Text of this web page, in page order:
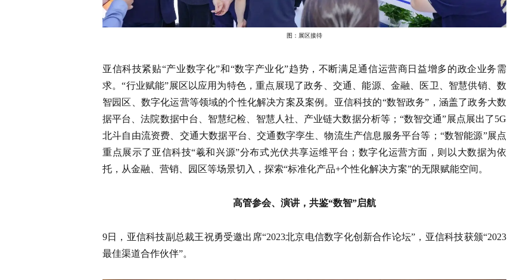
图：展区接待
亚信科技紧贴“产业数字化”和“数字产业化”趋势，不断满足通信运营商日益增多的政企业务需
求。“行业赋能”展区以应用为特色，重点展现了政务、交通、能源、金融、医卫、智慧供销、数
智园区、数字化运营等领域的个性化解决方案及案例。亚信科技的“数智政务”，涵盖了政务大数
据平台、法院数据中台、智慧纪检、智慧人社、产业链大数据分析等；“数智交通”展点展出了5G
北斗自由流资费、交通大数据平台、交通数字孪生、物流生产信息服务平台等；“数智能源”展点
重点展示了亚信科技“羲和兴源”分布式光伏共享运维平台；数字化运营方面，则以大数据为依
托，从金融、营销、园区等场景切入，探索“标准化产品+个性化解决方案”的无限赋能空间。
高管参会、演讲，共鉴“数智”启航
9日，亚信科技副总裁王祝勇受邀出席“2023北京电信数字化创新合作论坛”，亚信科技获颁“2023
最佳渠道合作伙伴”。